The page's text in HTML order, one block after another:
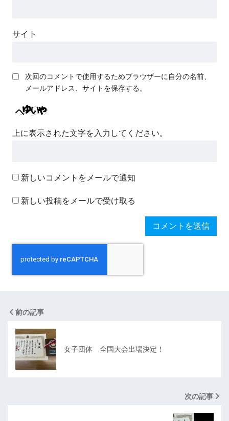
サイト
次回のコメントで使用するためブラウザーに自分の名前、
メールアドレス、サイトを保存する。
上に表示された文字を入力してください。
新しいコメントをメールで通知
新しい投稿をメールで受け取る
前の記事
女子団体 全国大会出場決定！
次の記事